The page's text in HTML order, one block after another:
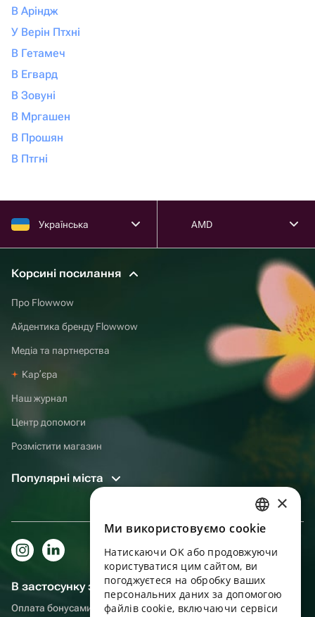
В Аріндж
У Верін Птхні
В Гетамеч
В Егвард
В Зовуні
В Мргашен
В Прошян
В Птгні
Українська AMD
Корсині посилання
Про Flowwow
Айдентика бренду Flowwow
Медіа та партнерства
Карʼєра
Наш журнал
Центр допомоги
Розмістити магазин
Популярні міста
В застосунку зручніше!
Оплата бонусами, самовивіз, зручний чат підтримки
RUSSIAN
ENGLISH
UKRAINIAN
PORTUGUESE
×
Ми використовуємо cookie
Натискаючи OK або продовжуючи
користуватися цим сайтом, ви
погоджуєтеся на обробку ваших
персональних даних за допомогою
файлів cookie, включаючи сервіси